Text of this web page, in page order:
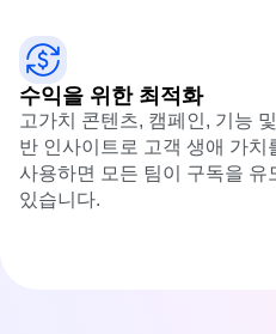
수익을 위한 최적화
고가치 콘텐츠, 캠페인, 기능
반 인사이트로 고객 생애 가
사용하면 모든 팀이 구독을 유
있습니다.